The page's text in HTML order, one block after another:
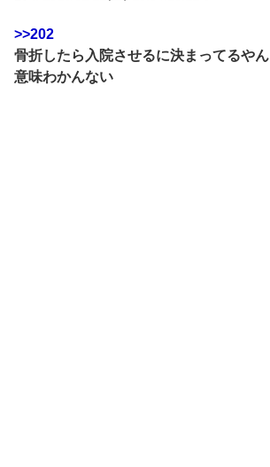
>>202
骨折したら入院させるに決まってるやん
意味わかんない